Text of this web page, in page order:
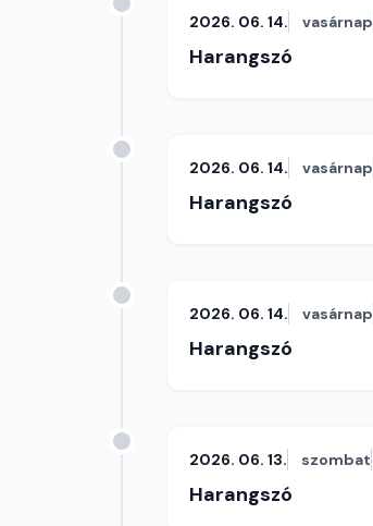
2026. 06. 14. vasárnap
Harangszó
2026. 06. 14. vasárnap
Harangszó
2026. 06. 14. vasárnap
Harangszó
2026. 06. 13. szombat
Harangszó